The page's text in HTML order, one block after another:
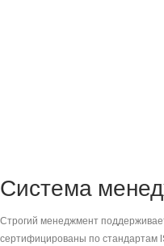
Система
Строгий менеджмент
сертифицированы по стандартам